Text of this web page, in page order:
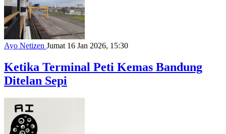
Ayo Netizen Jumat 16 Jan 2026, 15:30
Ketika Terminal Peti Kemas Bandung
Ditelan Sepi